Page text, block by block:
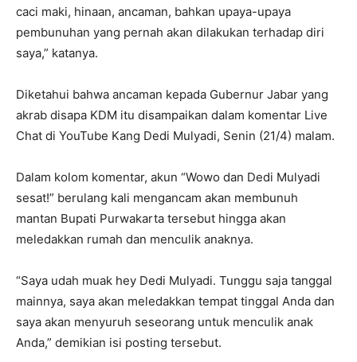
caci maki, hinaan, ancaman, bahkan upaya-upaya
pembunuhan yang pernah akan dilakukan terhadap diri
saya,” katanya.
Diketahui bahwa ancaman kepada Gubernur Jabar yang
akrab disapa KDM itu disampaikan dalam komentar Live
Chat di YouTube Kang Dedi Mulyadi, Senin (21/4) malam.
Dalam kolom komentar, akun “Wowo dan Dedi Mulyadi
sesat!” berulang kali mengancam akan membunuh
mantan Bupati Purwakarta tersebut hingga akan
meledakkan rumah dan menculik anaknya.
“Saya udah muak hey Dedi Mulyadi. Tunggu saja tanggal
mainnya, saya akan meledakkan tempat tinggal Anda dan
saya akan menyuruh seseorang untuk menculik anak
Anda,” demikian isi posting tersebut.